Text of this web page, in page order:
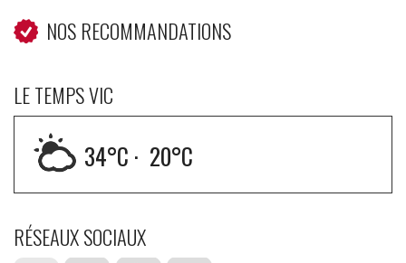
NOS RECOMMANDATIONS
LE TEMPS VIC
34°C · 20°C
RÉSEAUX SOCIAUX